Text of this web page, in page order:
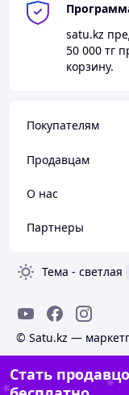
satu.kz
50 000 тг
корзину.
Покупателям
Продавцам
О нас
Партнеры
Тема - светлая
© Satu.kz —
Стать